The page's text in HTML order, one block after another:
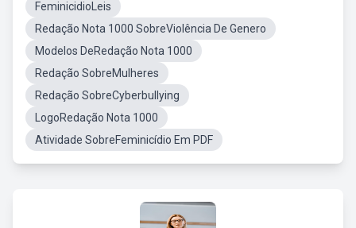
FeminicidioLeis
Redação Nota 1000 SobreViolência De Genero
Modelos DeRedação Nota 1000
Redação SobreMulheres
Redação SobreCyberbullying
LogoRedação Nota 1000
Atividade SobreFeminicídio Em PDF